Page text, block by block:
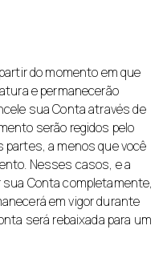
do momento em que
e permanecerão
sua Conta através de
serão regidos pelo
a menos que você
Nesses casos, e a
Conta completamente,
em vigor durante
será rebaixada para um